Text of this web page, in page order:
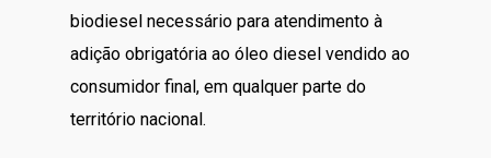
biodiesel necessário para atendimento à
adição obrigatória ao óleo diesel vendido ao
consumidor final, em qualquer parte do
território nacional.